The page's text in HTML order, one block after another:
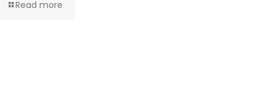
Read more